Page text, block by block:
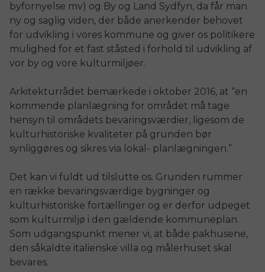
byfornyelse mv) og By og Land Sydfyn, da får man
ny og saglig viden, der både anerkender behovet
for udvikling i vores kommune og giver os politikere
mulighed for et fast ståsted i forhold til udvikling af
vor by og vore kulturmiljøer.
Arkitekturrådet bemærkede i oktober 2016, at “en
kommende planlægning for området må tage
hensyn til områdets bevaringsværdier, ligesom de
kulturhistoriske kvaliteter på grunden bør
synliggøres og sikres via lokal- planlægningen.”
Det kan vi fuldt ud tilslutte os. Grunden rummer
en række bevaringsværdige bygninger og
kulturhistoriske fortællinger og er derfor udpeget
som kulturmiljø i den gældende kommuneplan.
Som udgangspunkt mener vi, at både pakhusene,
den såkaldte italienske villa og målerhuset skal
bevares.